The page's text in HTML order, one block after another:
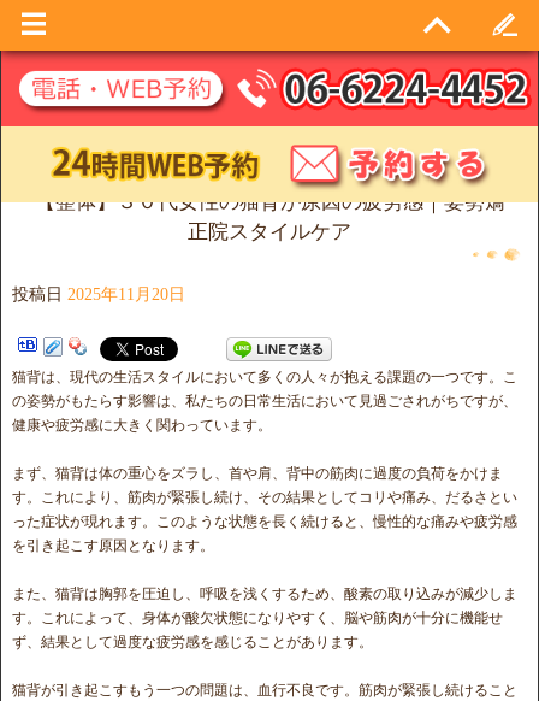
【整体】３０代女性の猫背が原因の疲労感｜姿勢矯
正院スタイルケア
投稿日 2025年11月20日
猫背は、現代の生活スタイルにおいて多くの人々が抱える課題の一つです。こ
の姿勢がもたらす影響は、私たちの日常生活において見過ごされがちですが、
健康や疲労感に大きく関わっています。
まず、猫背は体の重心をズラし、首や肩、背中の筋肉に過度の負荷をかけま
す。これにより、筋肉が緊張し続け、その結果としてコリや痛み、だるさとい
った症状が現れます。このような状態を長く続けると、慢性的な痛みや疲労感
を引き起こす原因となります。
また、猫背は胸郭を圧迫し、呼吸を浅くするため、酸素の取り込みが減少しま
す。これによって、身体が酸欠状態になりやすく、脳や筋肉が十分に機能せ
ず、結果として過度な疲労感を感じることがあります。
猫背が引き起こすもう一つの問題は、血行不良です。筋肉が緊張し続けること